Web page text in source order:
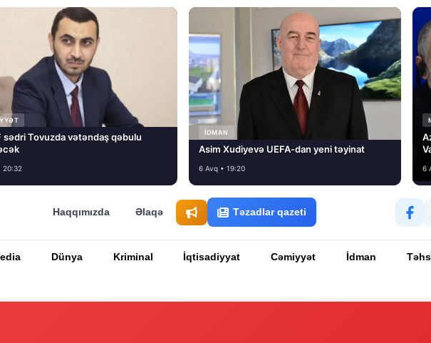
sədri Tovuzda vətəndaş qəbulu
20:32
İDMAN
Asim Xudiyevə UEFA-dan yeni təyinat
6 Avq • 19:20 6
Haqqımızda Əlaqə Təzadlar qazeti
Dünya Kriminal İqtisadiyyat Cəmiyyət İdman